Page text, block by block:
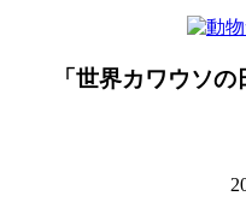
「世界カワウソ